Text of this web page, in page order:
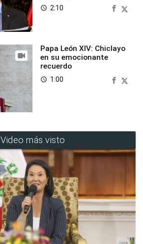
access_time 2:10
Papa León XIV: Chiclayo
en su emocionante
recuerdo
access_time 1:00
Video más visto